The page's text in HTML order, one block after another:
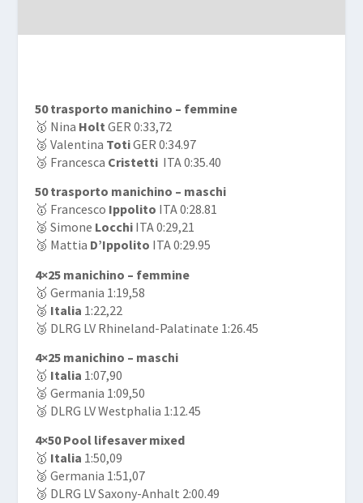
50 trasporto manichino – femmine
🥇 Nina Holt GER 0:33,72
🥈 Valentina TotiGER 0:34.97
🥉 Francesca CristettiITA 0:35.40
50 trasporto manichino – maschi
🥇 Francesco Ippolito ITA 0:28.81
🥈 Simone LocchiITA 0:29,21
🥉 Mattia D’Ippolito ITA 0:29.95
4×25 manichino – femmine
🥇 Germania 1:19,58
🥈 Italia 1:22,22
🥉 DLRG LV Rhineland-Palatinate 1:26.45
4×25 manichino – maschi
🥇 Italia 1:07,90
🥈 Germania 1:09,50
🥉 DLRG LV Westphalia 1:12.45
4×50 Pool lifesaver mixed
🥇 Italia 1:50,09
🥈 Germania 1:51,07
🥉 DLRG LV Saxony-Anhalt 2:00.49